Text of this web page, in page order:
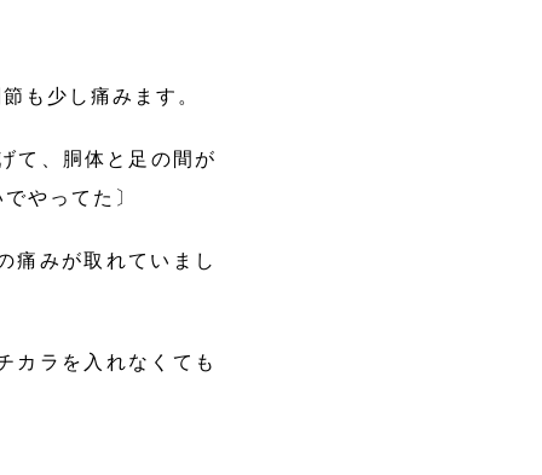
も少し痛みます。
て、胴体と足の間が
やってた〕
痛みが取れていまし
カラを入れなくても